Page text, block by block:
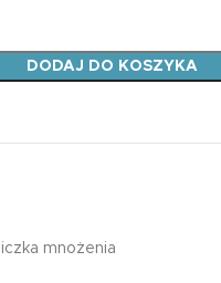
zł
DODAJ DO KOSZYKA
mnożenia